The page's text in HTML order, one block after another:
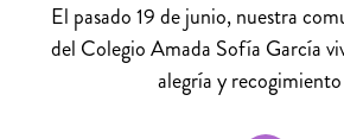
El pasado 19 de junio, nuestra
del Colegio Amada Sofía García
alegría y